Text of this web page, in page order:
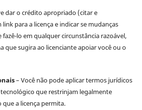
dar o crédito apropriado (citar e
para a licença e indicar se mudanças
fazê-lo em qualquer circunstância razoável,
que sugira ao licenciante apoiar você ou o
– Você não pode aplicar termos jurídicos
que restrinjam legalmente
a licença permita.